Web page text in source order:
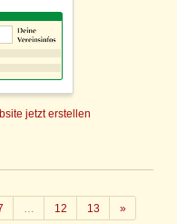
jetzt erstellen
12 13 »Weiter